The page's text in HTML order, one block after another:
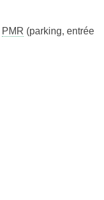
PMR (parking, entrée